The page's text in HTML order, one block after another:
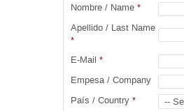
Nombre / Name *
Apellido / Last Name
*
E-Mail *
Empesa / Company
País / Country *